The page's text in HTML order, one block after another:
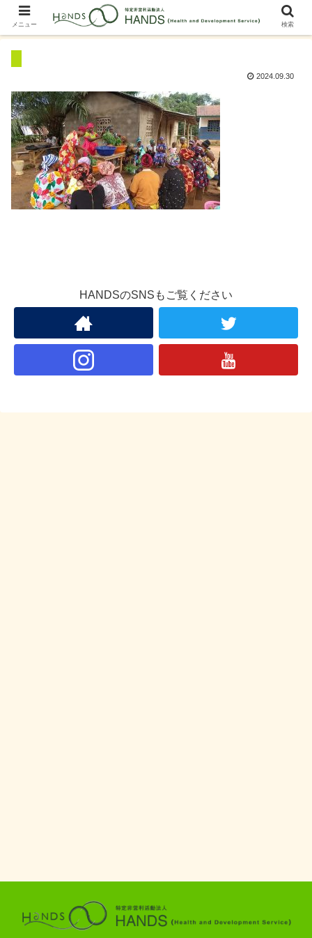
2024.09.30
HANDSのSNSもご覧ください
メニュー 検索